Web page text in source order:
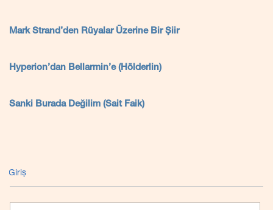
Mark Strand’den Rüyalar Üzerine Bir Şiir
Hyperion’dan Bellarmin’e (Hölderlin)
Sanki Burada Değilim (Sait Faik)
Giriş